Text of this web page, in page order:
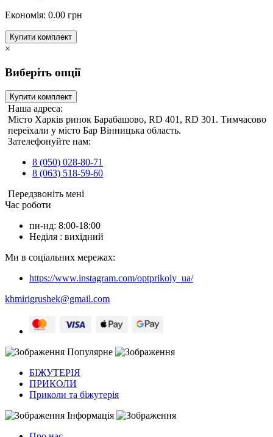
Економія: 0.00 грн
Купити комплект
×
Виберіть опції
Купити комплект
Наша адреса:
Місто Харків ринок Барабашово, RD 401, RD 301. Тимчасово
переїхали у місто Бар Вінницька область.
Зателефонуйте нам:
8 (050) 028-80-71
8 (063) 518-59-60
Передзвоніть мені
Час роботи
пн-нд: 8:00-18:00
Неділя : вихідний
Ми в соціальних мережах:
https://www.instagram.com/optprikoly_ua/
khmirigrushek@gmail.com
Популярне
БІЖУТЕРІЯ
ПРИКОЛИ
Приколи та біжутерія
Інформація